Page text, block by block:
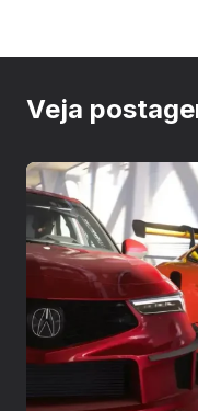
Veja